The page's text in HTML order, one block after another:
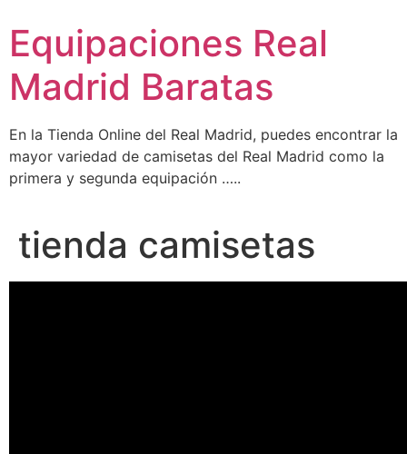
contenido
Equipaciones Real
Madrid Baratas
En la Tienda Online del Real Madrid, puedes encontrar la
mayor variedad de camisetas del Real Madrid como la
primera y segunda equipación …..
tienda camisetas